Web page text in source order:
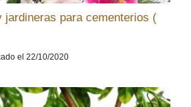
jardineras para cementerios (
el 22/10/2020